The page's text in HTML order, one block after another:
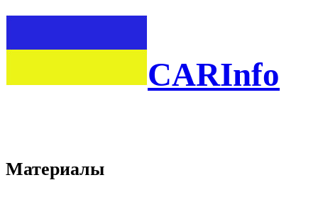
CARInfo
Материалы